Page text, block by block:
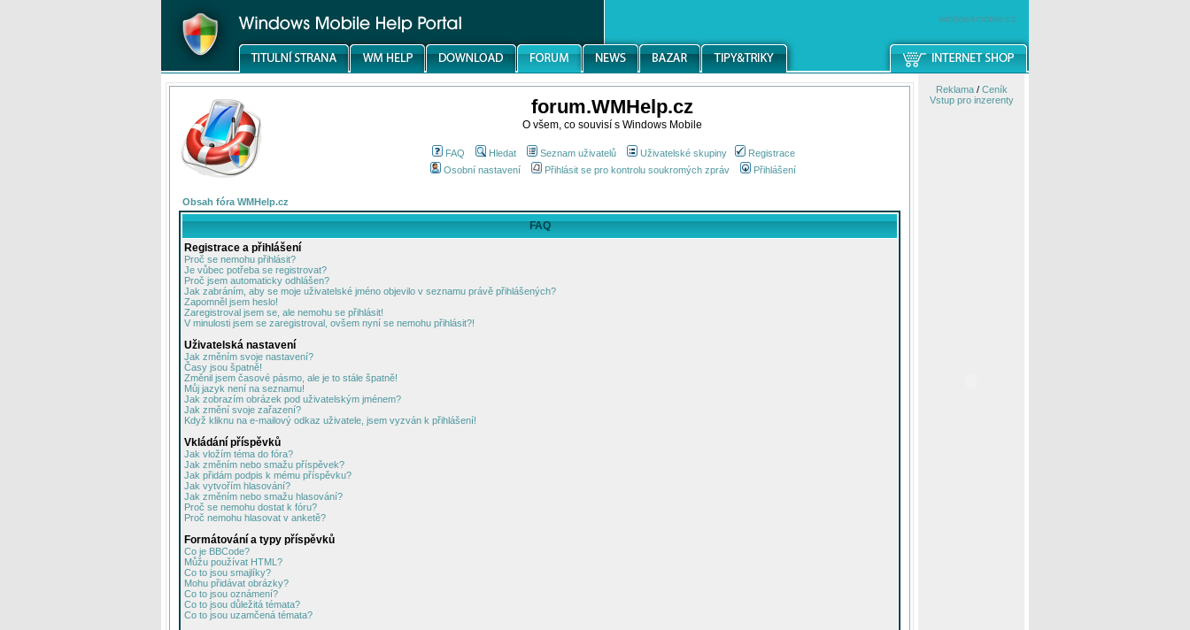
windowsmobile.cz
forum.WMHelp.cz
O všem, co souvisí s Windows Mobile
FAQ Hledat Seznam uživatelů Uživatelské skupiny
Registrace
Osobní nastavení
Přihlásit se pro kontrolu soukromých zpráv Přihlášení
Obsah fóra WMHelp.cz
FAQ
Registrace a přihlášení
Proč se nemohu přihlásit?
Je vůbec potřeba se registrovat?
Proč jsem automaticky odhlášen?
Jak zabráním, aby se moje uživatelské jméno objevilo v seznamu právě přihlášených?
Zapomněl jsem heslo!
Zaregistroval jsem se, ale nemohu se přihlásit!
V minulosti jsem se zaregistroval, ovšem nyní se nemohu přihlásit?!
Uživatelská nastavení
Jak změním svoje nastavení?
Časy jsou špatně!
Změnil jsem časové pásmo, ale je to stále špatně!
Můj jazyk není na seznamu!
Jak zobrazím obrázek pod uživatelským jménem?
Jak změní svoje zařazení?
Když kliknu na e-mailový odkaz uživatele, jsem vyzván k přihlášení!
Vkládání příspěvků
Jak vložím téma do fóra?
Jak změním nebo smažu příspěvek?
Jak přidám podpis k mému příspěvku?
Jak vytvořím hlasování?
Jak změním nebo smažu hlasování?
Proč se nemohu dostat k fóru?
Proč nemohu hlasovat v anketě?
Formátování a typy příspěvků
Co je BBCode?
Můžu používat HTML?
Co to jsou smajlíky?
Mohu přidávat obrázky?
Co to jsou oznámení?
Co to jsou důležitá témata?
Co to jsou uzamčená témata?
Reklama/ Ceník
Vstup pro inzerenty